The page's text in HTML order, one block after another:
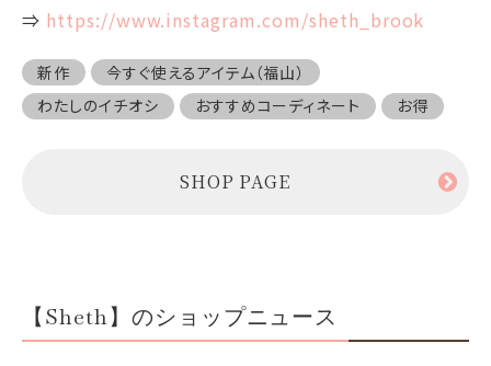
⇒ https://www.instagram.com/sheth_brook
新作
今すぐ使えるアイテム（福山）
わたしのイチオシ
おすすめコーディネート お得
SHOP PAGE
【Sheth】のショップニュース